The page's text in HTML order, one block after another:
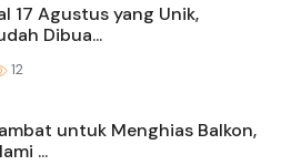
17 Agustus yang Unik,
Dibua...
12
untuk Menghias Balkon,
...